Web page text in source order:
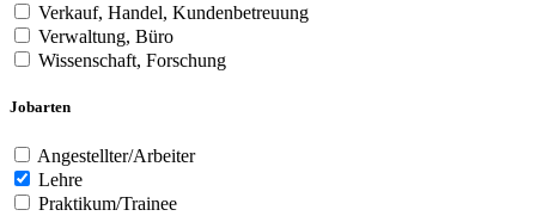
Verkauf, Handel, Kundenbetreuung
Verwaltung, Büro
Wissenschaft, Forschung
Jobarten
Angestellter/Arbeiter
Lehre
Praktikum/Trainee